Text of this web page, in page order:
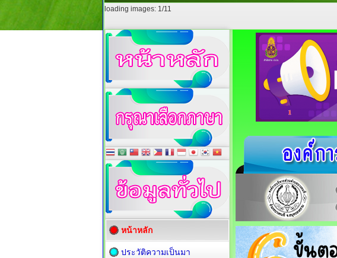
loading images: 2/11
หน้าหลัก
ประวัติความเป็นมา